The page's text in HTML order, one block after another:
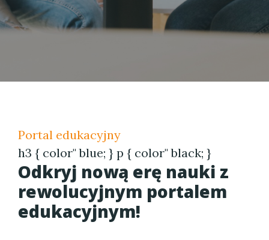
Portal edukacyjny
h3 { color" blue; } p { color" black; }
Odkryj nową erę nauki z
rewolucyjnym portalem
edukacyjnym!